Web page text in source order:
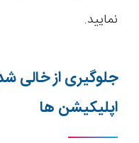
نمایید.
جلوگیری از خالی
اپلیکیشن ها